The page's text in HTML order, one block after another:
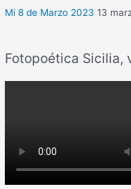
Mi 8 de Marzo 2023 13
Fotopoética Sicilia,